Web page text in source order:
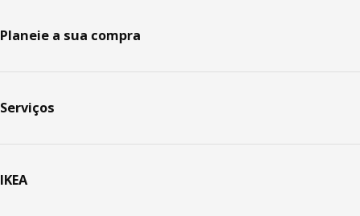
Planeie a sua compra
Serviços
IKEA